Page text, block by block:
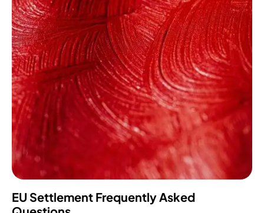
EU Settlement Frequently Asked